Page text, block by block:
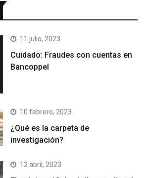
11 julio, 2023
Cuidado: Fraudes con cuentas en
Bancoppel
10 febrero, 2023
¿Qué es la carpeta de
investigación?
12 abril, 2023